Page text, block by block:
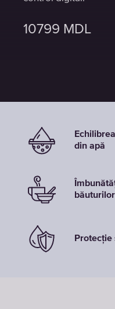
10799 MDL
10799 MDL
10799 MDL
din apă
băuturilor